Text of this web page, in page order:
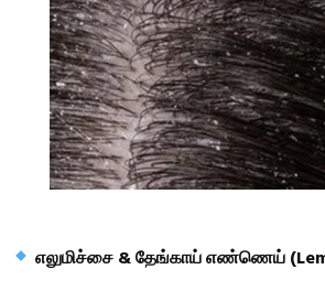
எலுமிச்சை & தேங்காய் எண்ணெய்